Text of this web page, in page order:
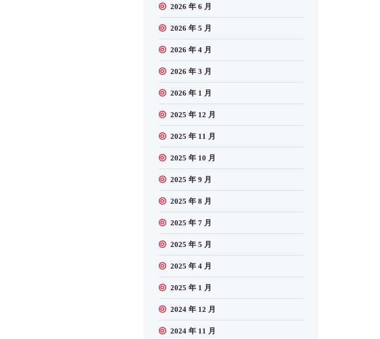
2026 年 6 月
2026 年 5 月
2026 年 4 月
2026 年 3 月
2026 年 1 月
2025 年 12 月
2025 年 11 月
2025 年 10 月
2025 年 9 月
2025 年 8 月
2025 年 7 月
2025 年 5 月
2025 年 4 月
2025 年 1 月
2024 年 12 月
2024 年 11 月